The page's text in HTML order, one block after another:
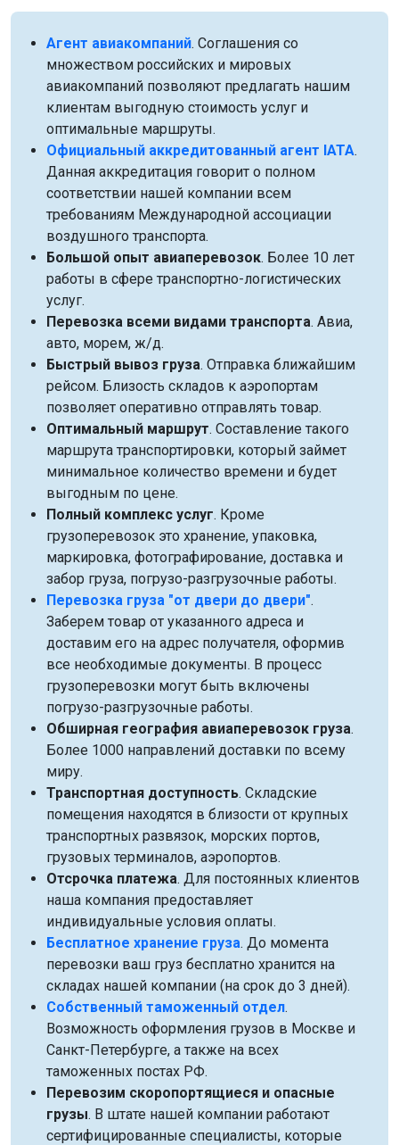
Агент авиакомпаний. Соглашения со
множеством российских и мировых
авиакомпаний позволяют предлагать нашим
клиентам выгодную стоимость услуг и
оптимальные маршруты.
Официальный аккредитованный агент IATA.
Данная аккредитация говорит о полном
соответствии нашей компании всем
требованиям Международной ассоциации
воздушного транспорта.
Большой опыт авиаперевозок. Более 10 лет
работы в сфере транспортно-логистических
услуг.
Перевозка всеми видами транспорта. Авиа,
авто, морем, ж/д.
Быстрый вывоз груза. Отправка ближайшим
рейсом. Близость складов к аэропортам
позволяет оперативно отправлять товар.
Оптимальный маршрут. Составление такого
маршрута транспортировки, который займет
минимальное количество времени и будет
выгодным по цене.
Полный комплекс услуг. Кроме
грузоперевозок это хранение, упаковка,
маркировка, фотографирование, доставка и
забор груза, погрузо-разгрузочные работы.
Перевозка груза "от двери до двери".
Заберем товар от указанного адреса и
доставим его на адрес получателя, оформив
все необходимые документы. В процесс
грузоперевозки могут быть включены
погрузо-разгрузочные работы.
Обширная география авиаперевозок груза.
Более 1000 направлений доставки по всему
миру.
Транспортная доступность. Складские
помещения находятся в близости от крупных
транспортных развязок, морских портов,
грузовых терминалов, аэропортов.
Отсрочка платежа. Для постоянных клиентов
наша компания предоставляет
индивидуальные условия оплаты.
Бесплатное хранение груза. До момента
перевозки ваш груз бесплатно хранится на
складах нашей компании (на срок до 3 дней).
Собственный таможенный отдел.
Возможность оформления грузов в Москве и
Санкт-Петербурге, а также на всех
таможенных постах РФ.
Перевозим скоропортящиеся и опасные
грузы. В штате нашей компании работают
сертифицированные специалисты, которые